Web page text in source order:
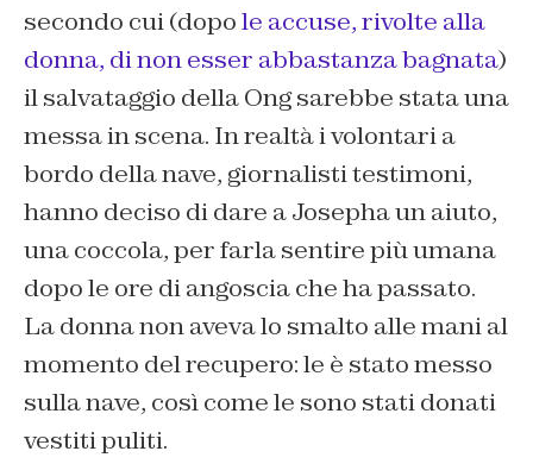
secondo cui (dopole accuse, rivolte alla
donna, di non esser abbastanza bagnata)
il salvataggio della Ong sarebbe stata una
messa in scena. In realtà i volontari a
bordo della nave, giornalisti testimoni,
hanno deciso di dare a Josepha un aiuto,
una coccola, per farla sentire più umana
dopo le ore di angoscia che ha passato.
La donna non aveva lo smalto alle mani al
momento del recupero: le è stato messo
sulla nave, così come le sono stati donati
vestiti puliti.